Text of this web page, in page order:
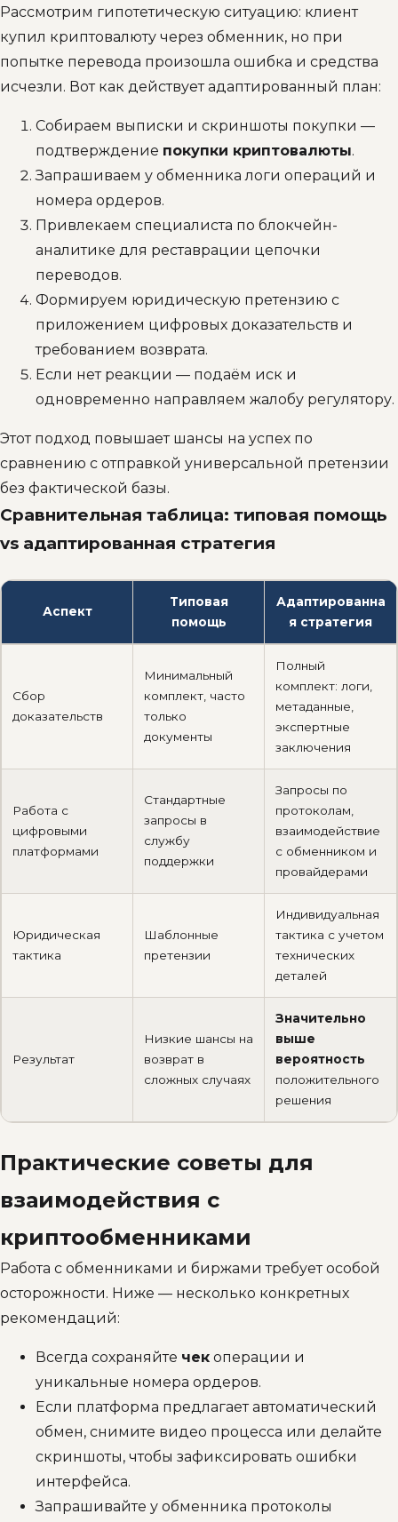
Рассмотрим гипотетическую ситуацию: клиент
купил криптовалюту через обменник, но при
попытке перевода произошла ошибка и средства
исчезли. Вот как действует адаптированный план:
Собираем выписки и скриншоты покупки —
подтверждение покупки криптовалюты.
Запрашиваем у обменника логи операций и
номера ордеров.
Привлекаем специалиста по блокчейн-
аналитике для реставрации цепочки
переводов.
Формируем юридическую претензию с
приложением цифровых доказательств и
требованием возврата.
Если нет реакции — подаём иск и
одновременно направляем жалобу регулятору.
Этот подход повышает шансы на успех по
сравнению с отправкой универсальной претензии
без фактической базы.
Сравнительная таблица: типовая помощь
vs адаптированная стратегия
Аспект
Типовая
помощь
Адаптированна
я стратегия
Сбор
доказательств
Минимальный
комплект, часто
только
документы
Полный
комплект: логи,
метаданные,
экспертные
заключения
Работа с
цифровыми
платформами
Стандартные
запросы в
службу
поддержки
Запросы по
протоколам,
взаимодействие
с обменником и
провайдерами
Юридическая
тактика
Шаблонные
претензии
Индивидуальная
тактика с учетом
технических
деталей
Результат
Низкие шансы на
возврат в
сложных случаях
Значительно
выше
вероятность
положительного
решения
Практические советы для
взаимодействия с
криптообменниками
Работа с обменниками и биржами требует особой
осторожности. Ниже — несколько конкретных
рекомендаций:
Всегда сохраняйте чек операции и
уникальные номера ордеров.
Если платформа предлагает автоматический
обмен, снимите видео процесса или делайте
скриншоты, чтобы зафиксировать ошибки
интерфейса.
Запрашивайте у обменника протоколы